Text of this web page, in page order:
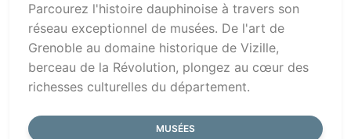
Parcourez l'histoire dauphinoise à travers son
réseau exceptionnel de musées. De l'art de
Grenoble au domaine historique de Vizille,
berceau de la Révolution, plongez au cœur des
richesses culturelles du département.
MUSÉES